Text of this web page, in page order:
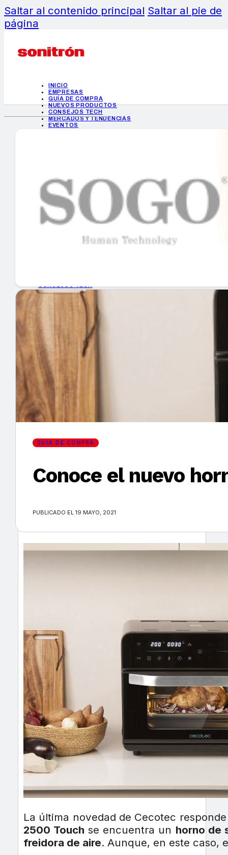
Saltar al contenido principal Saltar al pie de
página
INICIO
EMPRESAS
GUÍA DE COMPRA
NUEVOS PRODUCTOS
CONSEJOS TECH
MERCADOS Y TENDENCIAS
EVENTOS
INICIO
EMPRESAS
GUÍA DE COMPRA
MERCADOS Y TENDENCIAS
HEMEROTECA
Encuentra tu noticia
GUÍA DE COMPRA
Conoce el nuevo
PUBLICADO EL 19 MAYO, 2021
La última novedad de Cecotec
2500 Touch se encuentra un horno de
freidora de aire. Aunque, en este caso,